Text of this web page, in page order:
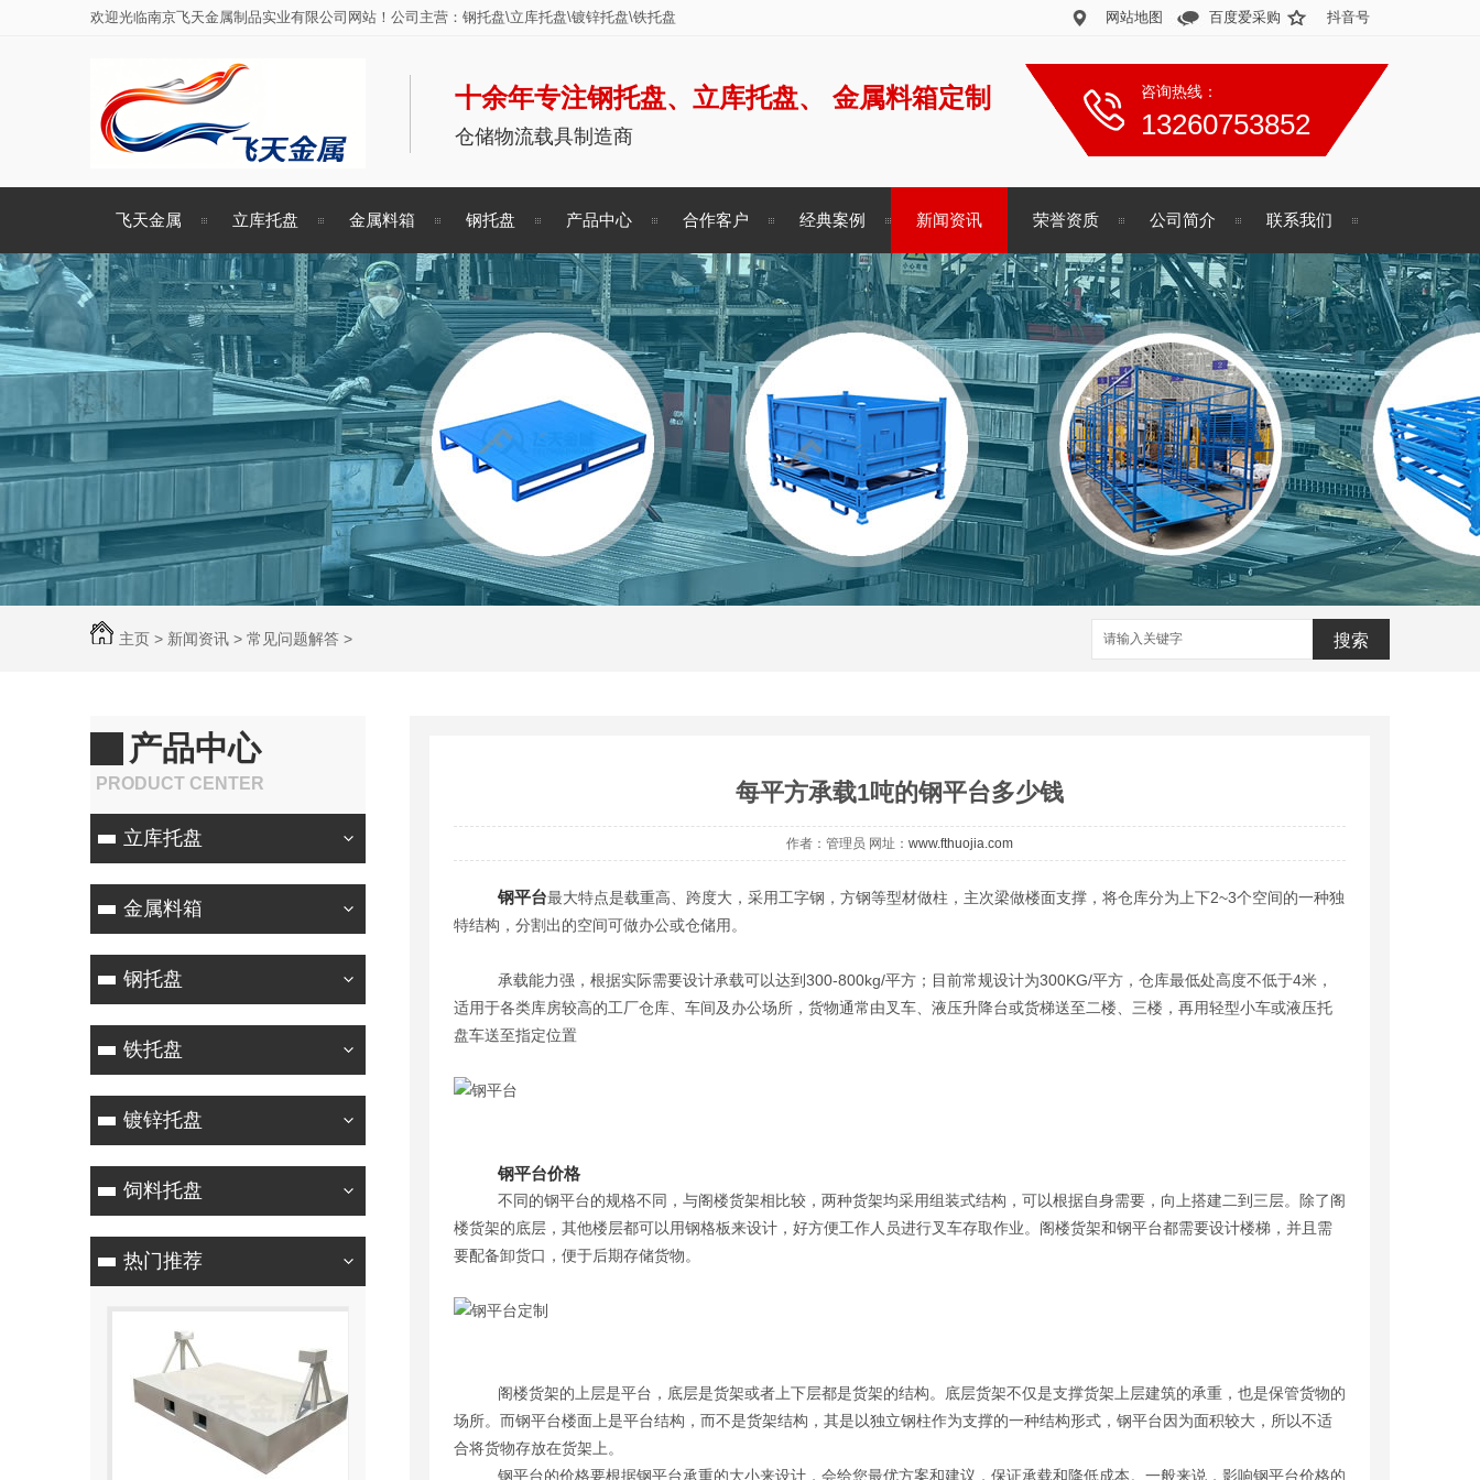
欢迎光临南京飞天金属制品实业有限公司网站！公司主营：钢托盘\立库托盘\镀锌托盘\铁托盘 网站地图 百度爱采购 抖音号
十余年专注钢托盘、立库托盘、 金属料箱定制
仓储物流载具制造商
咨询热线：
13260753852
飞天金属 立库托盘 金属料箱 钢托盘 产品中心 合作客户 经典案例 新闻资讯 荣誉资质 公司简介 联系我们
主页 > 新闻资讯 > 常见问题解答 > 搜索
产品中心
PRODUCT CENTER
立库托盘
金属料箱
钢托盘
铁托盘
镀锌托盘
饲料托盘
热门推荐
每平方承载1吨的钢平台多少钱
作者：管理员 网址： www.fthuojia.com
钢平台最大特点是载重高、跨度大，采用工字钢，方钢等型材做柱，主次梁做楼面支撑，将仓库分为上下2~3个空间的一种独
特结构，分割出的空间可做办公或仓储用。
承载能力强，根据实际需要设计承载可以达到300-800kg/平方；目前常规设计为300KG/平方，仓库最低处高度不低于4米，
适用于各类库房较高的工厂仓库、车间及办公场所，货物通常由叉车、液压升降台或货梯送至二楼、三楼，再用轻型小车或液压托
盘车送至指定位置
钢平台价格
不同的钢平台的规格不同，与阁楼货架相比较，两种货架均采用组装式结构，可以根据自身需要，向上搭建二到三层。除了阁
楼货架的底层，其他楼层都可以用钢格板来设计，好方便工作人员进行叉车存取作业。阁楼货架和钢平台都需要设计楼梯，并且需
要配备卸货口，便于后期存储货物。
阁楼货架的上层是平台，底层是货架或者上下层都是货架的结构。底层货架不仅是支撑货架上层建筑的承重，也是保管货物的
场所。而钢平台楼面上是平台结构，而不是货架结构，其是以独立钢柱作为支撑的一种结构形式，钢平台因为面积较大，所以不适
合将货物存放在货架上。
钢平台的价格要根据钢平台承重的大小来设计，会给您最优方案和建议，保证承载和降低成本。一般来说，影响钢平台价格的